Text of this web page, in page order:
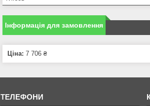
Інформація для замовлення
Ціна: 7 706 ₴